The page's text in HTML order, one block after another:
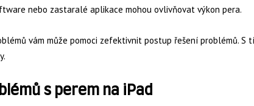
nebo zastaralé aplikace mohou ovlivňovat výkon pera.
vám může pomoci zefektivnit postup řešení problémů. S
s perem na iPad